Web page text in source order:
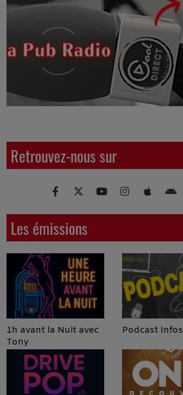
Retrouvez-nous sur
Les émissions
1h avant la Nuit avec
Tony
Podcast Infos